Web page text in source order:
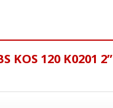
120 K0201 2”